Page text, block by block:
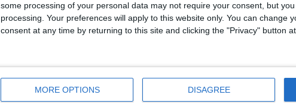
some processing of your personal data may not require your consent, but
processing. Your preferences will apply to this website only. You can change
consent at any time by returning to this site and clicking the "Privacy" button
MORE OPTIONS DISAGREE
Diámetro del agujero 89 mm
Golpe del pistón 88.3 mm
Otros datos